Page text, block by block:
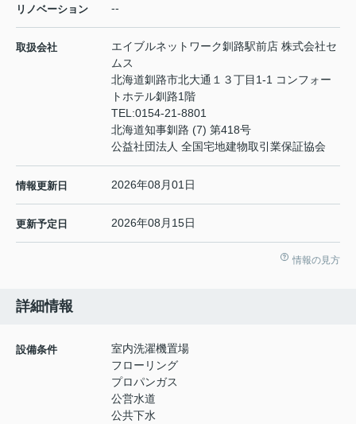
リノベーション --
取扱会社
エイブルネットワーク釧路駅前店 株式会社セ
ムス
北海道釧路市北大通１３丁目1-1 コンフォー
トホテル釧路1階
TEL:0154-21-8801
北海道知事釧路 (7) 第418号
公益社団法人 全国宅地建物取引業保証協会
情報更新日 2026年08月01日
更新予定日 2026年08月15日
情報の見方
詳細情報
設備条件
室内洗濯機置場
フローリング
プロパンガス
公営水道
公共下水